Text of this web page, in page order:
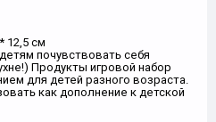
12,5 см
почувствовать себя
Продукты игровой набор
для детей разного возраста.
как дополнение к детской